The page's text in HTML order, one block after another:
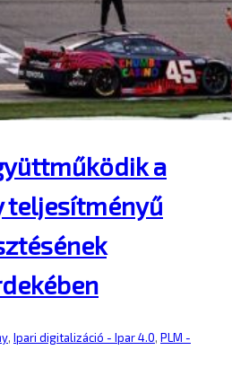
a
teljesítményű
, Ipari digitalizáció - Ipar 4.0, PLM -